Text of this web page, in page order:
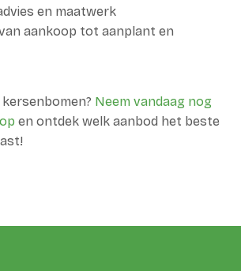
en maatwerk
aankoop tot aanplant en
Neem vandaag nog
en ontdek welk aanbod het beste